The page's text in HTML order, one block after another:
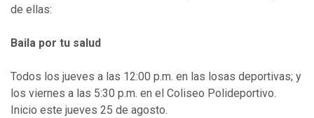
de ellas:
Baila por tu salud
Todos los jueves a las 12:00 p.m. en las losas deportivas; y
los viernes a las 5:30 p.m. en el Coliseo Polideportivo.
Inicio este jueves 25 de agosto.